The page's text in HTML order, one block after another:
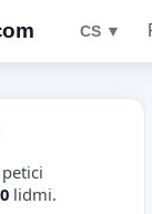
CS ▼
lidmi.